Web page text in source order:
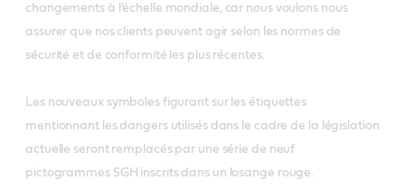
changements à l’échelle mondiale, car nous voulons nous
assurer que nos clients peuvent agir selon les normes de
sécurité et de conformité les plus récentes.
Les nouveaux symboles figurant sur les étiquettes
mentionnant les dangers utilisés dans le cadre de la législation
actuelle seront remplacés par une série de neuf
pictogrammes SGH inscrits dans un losange rouge.